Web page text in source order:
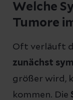
Welche
Tumore
Oft verläuft
zunächst
größer wird,
kommen. Die